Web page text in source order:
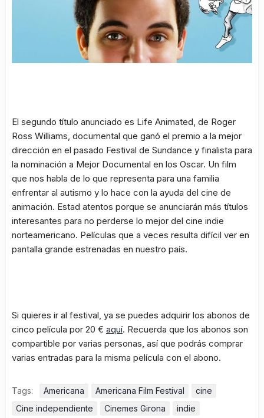
El segundo título anunciado es Life Animated, de Roger
Ross Williams, documental que ganó el premio a la mejor
dirección en el pasado Festival de Sundance y finalista para
la nominación a Mejor Documental en los Oscar. Un film
que nos habla de lo que representa para una familia
enfrentar al autismo y lo hace con la ayuda del cine de
animación. Estad atentos porque se anunciarán más títulos
interesantes para no perderse lo mejor del cine indie
norteamericano. Películas que a veces resulta difícil ver en
pantalla grande estrenadas en nuestro país.
Si quieres ir al festival, ya se puedes adquirir los abonos de
cinco película por 20 € aquí. Recuerda que los abonos son
compartible por varias personas, así que podrás comprar
varias entradas para la misma película con el abono.
Tags: Americana Americana Film Festival
cine
Cine independiente
Cinemes Girona indie